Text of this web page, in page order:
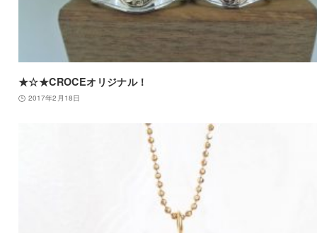
★☆★CROCEオリジナル！
2017年2月18日